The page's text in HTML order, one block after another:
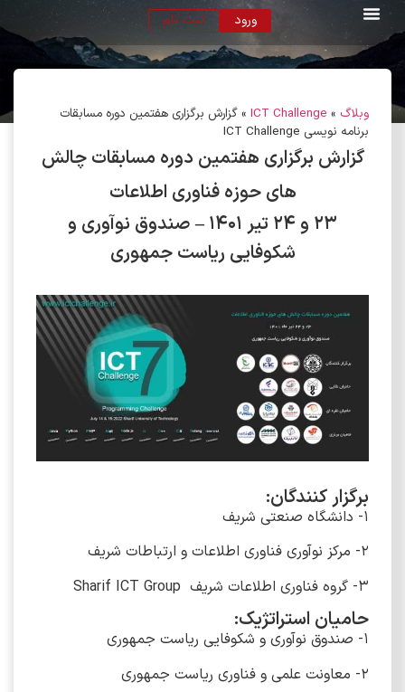
ورود ثبت نام
وبلاگ »
ICT Challenge
»گزارش برگزاری هفتمین دوره مسابقات
برنامه نویسی ICT Challenge
گزارش برگزاری هفتمین دوره مسابقات چالش
های حوزه فناوری اطلاعات
23 و 24 تیر 1401 – صندوق نوآوری و
شکوفایی ریاست جمهوری
برگزار کنندگان:
1- دانشگاه صنعتی شریف
2- مرکز نوآوری فناوری اطلاعات و ارتباطات شریف
3- گروه فناوری اطلاعات شریف Sharif ICT Group
حامیان استراتژیک:
1- صندوق نوآوری و شکوفایی ریاست جمهوری
2- معاونت علمی و فناوری ریاست جمهوری